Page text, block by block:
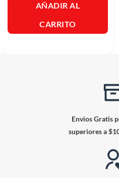
AÑADIR AL
CARRITO
Envios Gratis
superiores a